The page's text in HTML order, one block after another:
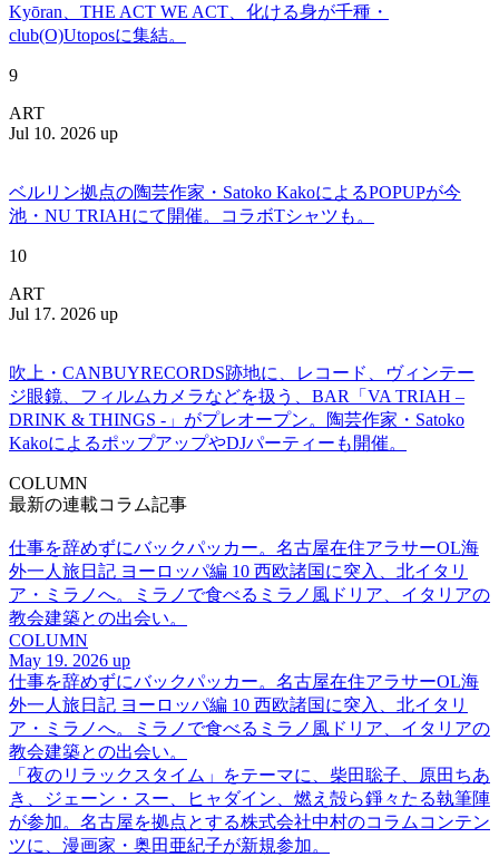
Kyōran、THE ACT WE ACT、化ける身が千種・
club(O)Utoposに集結。
9
ART
Jul 10. 2026 up
ベルリン拠点の陶芸作家・Satoko KakoによるPOPUPが今
池・NU TRIAHにて開催。コラボTシャツも。
10
ART
Jul 17. 2026 up
吹上・CANBUYRECORDS跡地に、レコード、ヴィンテー
ジ眼鏡、フィルムカメラなどを扱う、BAR「VA TRIAH –
DRINK & THINGS -」がプレオープン。陶芸作家・Satoko
KakoによるポップアップやDJパーティーも開催。
COLUMN
最新の連載コラム記事
仕事を辞めずにバックパッカー。名古屋在住アラサーOL海
外一人旅日記 ヨーロッパ編 10 西欧諸国に突入、北イタリ
ア・ミラノへ。ミラノで食べるミラノ風ドリア、イタリアの
教会建築との出会い。
COLUMN
May 19. 2026 up
仕事を辞めずにバックパッカー。名古屋在住アラサーOL海
外一人旅日記 ヨーロッパ編 10 西欧諸国に突入、北イタリ
ア・ミラノへ。ミラノで食べるミラノ風ドリア、イタリアの
教会建築との出会い。
「夜のリラックスタイム」をテーマに、柴田聡子、原田ちあ
き、ジェーン・スー、ヒャダイン、燃え殻ら錚々たる執筆陣
が参加。名古屋を拠点とする株式会社中村のコラムコンテン
ツに、漫画家・奥田亜紀子が新規参加。